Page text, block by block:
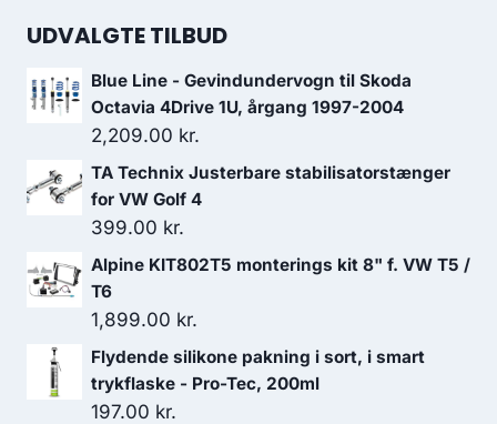
UDVALGTE TILBUD
Blue Line - Gevindundervogn til Skoda
Octavia 4Drive 1U, årgang 1997-2004
2,209.00 kr.
TA Technix Justerbare stabilisatorstænger
for VW Golf 4
399.00 kr.
Alpine KIT802T5 monterings kit 8" f. VW T5 /
T6
1,899.00 kr.
Flydende silikone pakning i sort, i smart
trykflaske - Pro-Tec, 200ml
197.00 kr.